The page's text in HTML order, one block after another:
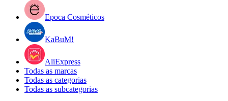
Epoca Cosméticos
KaBuM!
AliExpress
Todas as marcas
Todas as categorias
Todas as subcategorias